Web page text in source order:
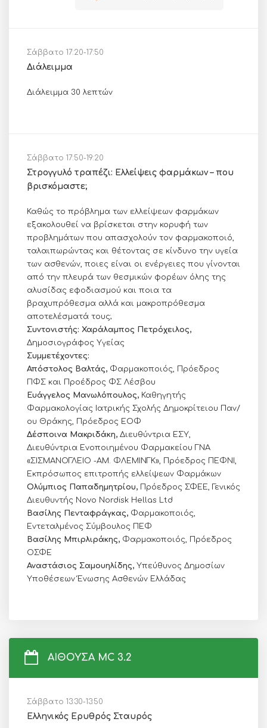
Σάββατο 17:20-17:50
Διάλειμμα
Διάλειμμα 30 λεπτών
Σάββατο 17:50-19:20
Στρογγυλό τραπέζι: Ελλείψεις φαρμάκων – που
βρισκόμαστε;
Καθώς το πρόβλημα των ελλείψεων φαρμάκων
εξακολουθεί να βρίσκεται στην κορυφή των
προβλημάτων που απασχολούν τον φαρμακοποιό,
ταλαιπωρώντας και θέτοντας σε κίνδυνο την υγεία
των ασθενών, ποιες είναι οι ενέργειες που γίνονται
από την πλευρά των θεσμικών φορέων όλης της
αλυσίδας εφοδιασμού και ποια τα
βραχυπρόθεσμα αλλά και μακροπρόθεσμα
αποτελέσματά τους;
Συντονιστής: Χαράλαμπος Πετρόχειλος,
Δημοσιογράφος Υγείας
Συμμετέχοντες:
Απόστολος Βαλτάς, Φαρμακοποιός, Πρόεδρος
ΠΦΣ και Προέδρος ΦΣ Λέσβου
Ευάγγελος Μανωλόπουλος, Καθηγητής
Φαρμακολογίας Ιατρικής Σχολής Δημοκρίτειου Παν/
ου Θράκης, Πρόεδρος ΕΟΦ
Δέσποινα Μακριδάκη, Διευθύντρια ΕΣΥ,
Διευθύντρια Ενοποιημένου Φαρμακείου ΓΝΑ
«ΣΙΣΜΑΝΟΓΛΕΙΟ -ΑΜ. ΦΛΕΜΙΝΓΚ», Πρόεδρος ΠΕΦΝΙ,
Εκπρόσωπος επιτροπής ελλείψεων Φαρμάκων
Ολύμπιος Παπαδημητρίου, Πρόεδρος ΣΦΕΕ, Γενικός
Διευθυντής Novo Nordisk Hellas Ltd
Βασίλης Πενταφράγκας, Φαρμακοποιός,
Εντεταλμένος Σύμβουλος ΠΕΦ
Βασίλης Μπιρλιράκης, Φαρμακοποιός, Πρόεδρος
ΟΣΦΕ
Αναστάσιος Σαμουηλίδης, Υπεύθυνος Δημοσίων
Υποθέσεων Ένωσης Ασθενών Ελλάδας
ΑΙΘΟΥΣΑ MC 3.2
Σάββατο 13:30-13:50
Ελληνικός Ερυθρός Σταυρός